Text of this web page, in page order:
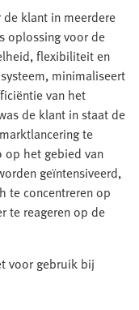
klant in meerdere
oplossing voor de
flexibiliteit en
minimaliseert
van het
de klant in staat de
te
op het gebied van
geïntensiveerd,
te concentreren op
te reageren op de
voor gebruik bij